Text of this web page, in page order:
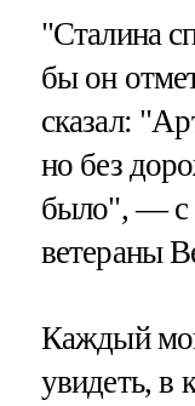
"Сталина
бы он
сказал:
но без
было", — с
ветераны
Каждый
увидеть, в